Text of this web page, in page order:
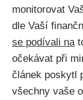
monitorovat
dle Vaší
se podívali na
očekávat při
článek poskytl
všechny vaše